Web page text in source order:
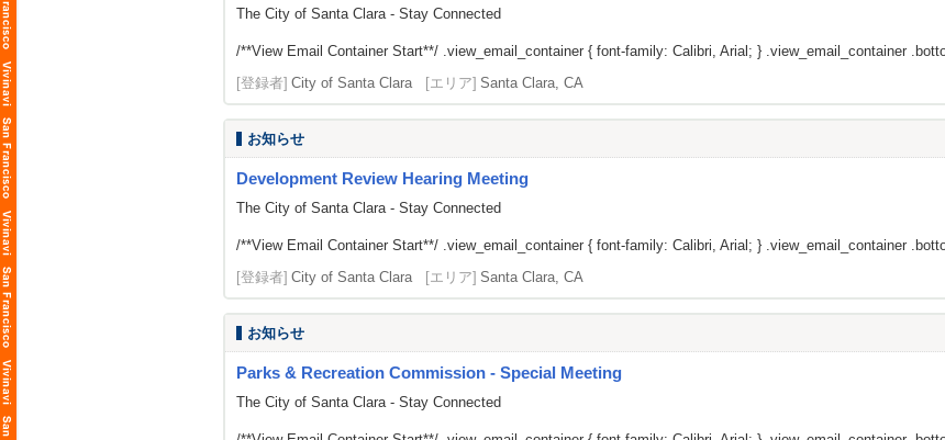
The City of Santa Clara - Stay Connected
/**View Email Container Start**/ .view_email_container { font-family: Calibri, Arial; } .view_email_container
[登録者] City of Santa Clara [エリア] Santa Clara, CA
お知らせ
Development Review Hearing Meeting
The City of Santa Clara - Stay Connected
/**View Email Container Start**/ .view_email_container { font-family: Calibri, Arial; } .view_email_container
[登録者] City of Santa Clara [エリア] Santa Clara, CA
お知らせ
Parks & Recreation Commission - Special Meeting
The City of Santa Clara - Stay Connected